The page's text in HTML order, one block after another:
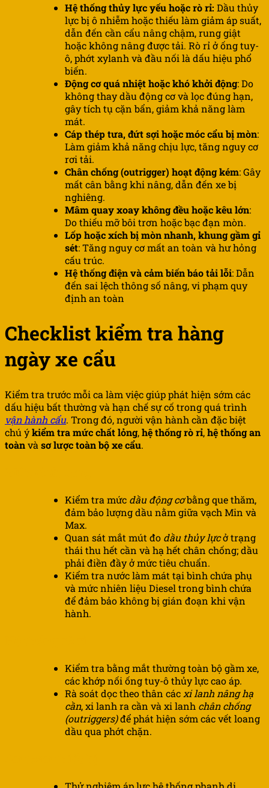
Hệ thống thủy lực yếu hoặc rò rỉ: Dầu thủy
lực bị ô nhiễm hoặc thiếu làm giảm áp suất,
dẫn đến cần cẩu nâng chậm, rung giật
hoặc không nâng được tải. Rò rỉ ở ống tuy-
ô, phớt xylanh và đầu nối là dấu hiệu phổ
biến.
Động cơ quá nhiệt hoặc khó khởi động: Do
không thay dầu động cơ và lọc đúng hạn,
gây tích tụ cặn bẩn, giảm khả năng làm
mát.
Cáp thép tưa, đứt sợi hoặc móc cẩu bị mòn:
Làm giảm khả năng chịu lực, tăng nguy cơ
rơi tải.
Chân chống (outrigger) hoạt động kém: Gây
mất cân bằng khi nâng, dẫn đến xe bị
nghiêng.
Mâm quay xoay không đều hoặc kêu lớn:
Do thiếu mỡ bôi trơn hoặc bạc đạn mòn.
Lốp hoặc xích bị mòn nhanh, khung gầm gỉ
sét: Tăng nguy cơ mất an toàn và hư hỏng
cấu trúc.
Hệ thống điện và cảm biến báo tải lỗi: Dẫn
đến sai lệch thông số nâng, vi phạm quy
định an toàn
Checklist kiểm tra hàng
ngày xe cẩu
Kiểm tra trước mỗi ca làm việc giúp phát hiện sớm các
dấu hiệu bất thường và hạn chế sự cố trong quá trình
vận hành cẩu. Trong đó, người vận hành cần đặc biệt
chú ýkiểm tra mức chất lỏng,hệ thống rò rỉ,hệ thống an
toànvà sơ lược toàn bộ xe cẩu.
Kiểm tra mức dầu động cơbằng que thăm,
đảm bảo lượng dầu nằm giữa vạch Min và
Max.
Quan sát mắt mút đo dầu thủy lựcở trạng
thái thu hết cần và hạ hết chân chống; dầu
phải điền đầy ở mức tiêu chuẩn.
Kiểm tra nước làm mát tại bình chứa phụ
và mức nhiên liệu Diesel trong bình chứa
để đảm bảo không bị gián đoạn khi vận
hành.
Kiểm tra bằng mắt thường toàn bộ gầm xe,
các khớp nối ống tuy-ô thủy lực cao áp.
Rà soát dọc theo thân các xi lanh nâng hạ
cần, xi lanh ra cần và xi lanh chân chống
(outriggers)để phát hiện sớm các vết loang
dầu qua phớt chặn.